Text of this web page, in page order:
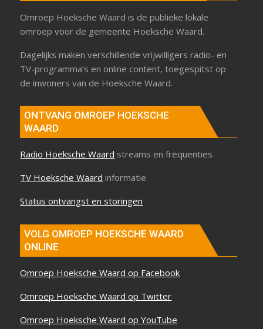
Omroep Hoeksche Waard is de publieke lokale
omroep voor de gemeente Hoeksche Waard.
Dagelijks maken verschillende vrijwilligers radio- en
TV-programma’s en online content, toegespitst op
de inwoners van de Hoeksche Waard.
ONTVANG OMROEP HOEKSCHE
WAARD
Radio Hoeksche Waard streams en frequenties
TV Hoeksche Waard informatie
Status ontvangst en storingen
VOLG OMROEP HOEKSCHE WAARD
ONLINE
Omroep Hoeksche Waard op Facebook
Omroep Hoeksche Waard op Twitter
Omroep Hoeksche Waard op YouTube